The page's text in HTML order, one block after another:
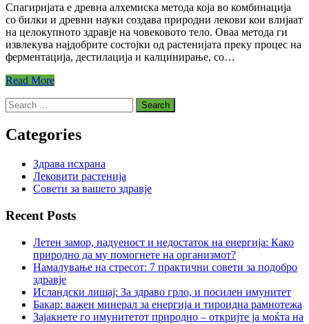
СПАГИРИЈАТА
ВО
КОМБИНАЦИЈА
СО
БИЛКИ
ВЛИЈАЕ
Спагиријата е древна алхемиска метода која во комбинација
со билки и древни науки создава природни лекови кои влијаат
на целокупното здравје на човековото тело. Оваа метода ги
извлекува најдобрите состојки од растенијата преку процес на
ферментација, дестилација и калцинирање, со…
Read More
Search
for:
Categories
Здрава исхрана
Лековити растенија
Совети за вашето здравје
Recent Posts
Летен замор, надуеност и недостаток на енергија: Како
природно да му помогнете на организмот?
Намалување на стресот: 7 практични совети за подобро
здравје
Исландски лишај: За здраво грло, и посилен имунитет
Бакар: важен минерал за енергија и тироидна рамнотежа
Зајакнете го имунитетот природно – откријте ја моќта на